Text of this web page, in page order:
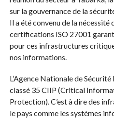
sur la gouvernance de la
Il a été convenu de la nécessité
certifications ISO 27001
pour ces infrastructures
nos informations.
L’Agence Nationale de
classé 35 CIIP (Critical
Protection). C’est à dire des
le pays comme les systèmes